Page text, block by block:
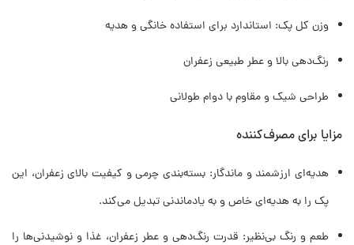
وزن کل پک: استاندارد برای استفاده خانگی و هدیه
رنگ‌دهی بالا و عطر طبیعی زعفران
طراحی شیک و مقاوم با دوام طولانی
مزایا برای مصرف‌کننده
هدیه‌ای ارزشمند و ماندگار: بسته‌بندی چرمی و کیفیت بالای زعفران، این
پک را به هدیه‌ای خاص و به یادماندنی تبدیل می‌کند.
طعم و رنگ بی‌نظیر: قدرت رنگ‌دهی و عطر زعفران، غذا و نوشیدنی‌ها را